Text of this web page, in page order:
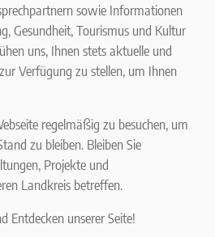
sowie Informationen
Gesundheit, Tourismus und Kultur
uns, Ihnen stets aktuelle und
Verfügung zu stellen, um Ihnen
regelmäßig zu besuchen, um
zu bleiben. Bleiben Sie
Projekte und
Landkreis betreffen.
Entdecken unserer Seite!